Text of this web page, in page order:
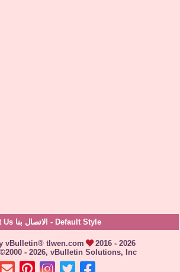
Default Style
- الاتصال بنا Contact Us
vBulletin® tlwen.com
2016 - 2026
- 2026, vBulletin Solutions, Inc.